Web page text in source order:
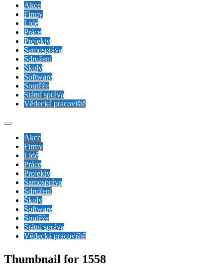
Akce
Firmy
Lidé
Práce
Projekty
Samospráva
Sdružení
Školy
Software
Soutěže
Státní správa
Vědecká pracoviště
Akce
Firmy
Lidé
Práce
Projekty
Samospráva
Sdružení
Školy
Software
Soutěže
Státní správa
Vědecká pracoviště
Thumbnail for 1558